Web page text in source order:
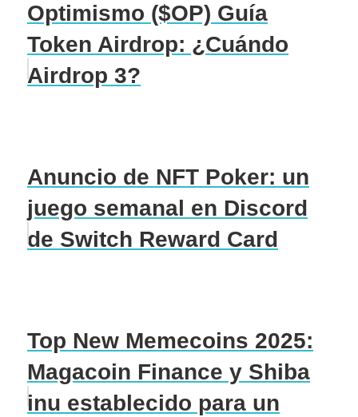
Optimismo ($OP) Guía
Token Airdrop: ¿Cuándo
Airdrop 3?
Anuncio de NFT Poker: un
juego semanal en Discord
de Switch Reward Card
Top New Memecoins 2025:
Magacoin Finance y Shiba
inu establecido para un